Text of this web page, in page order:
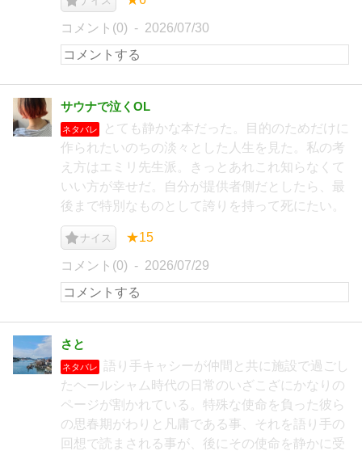
コメント(0) 2026/07/30
サウナで泣くOL
ネタバレ
とても静かな本だった。目的のためだけに
作られたいのちの淡々とした人生を見た。私の考
え方はエミリ先生派。きっとあれこれ知らなくて
いい方が幸せだ。自分が提供者側だとしたら、最
後まで特別なものとして誇りを持って死にたい。
ナイス ★15
コメント(0) 2026/07/29
さと
ネタバレ
語り手キャシーが仲間と共に施設で過ごし
たヘールシャム時代の日常のいざこざにかなりの
ページが割かれている。特殊な使命を負った彼ら
の思春期がわりと凡庸である事、それを語り手の
回想で読まされる事が、後にその使命を静かに受